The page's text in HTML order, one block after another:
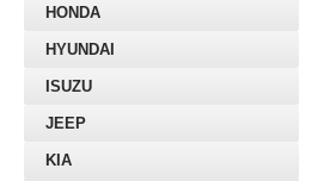
HONDA
HYUNDAI
ISUZU
JEEP
KIA